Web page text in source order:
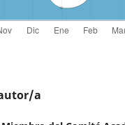
a